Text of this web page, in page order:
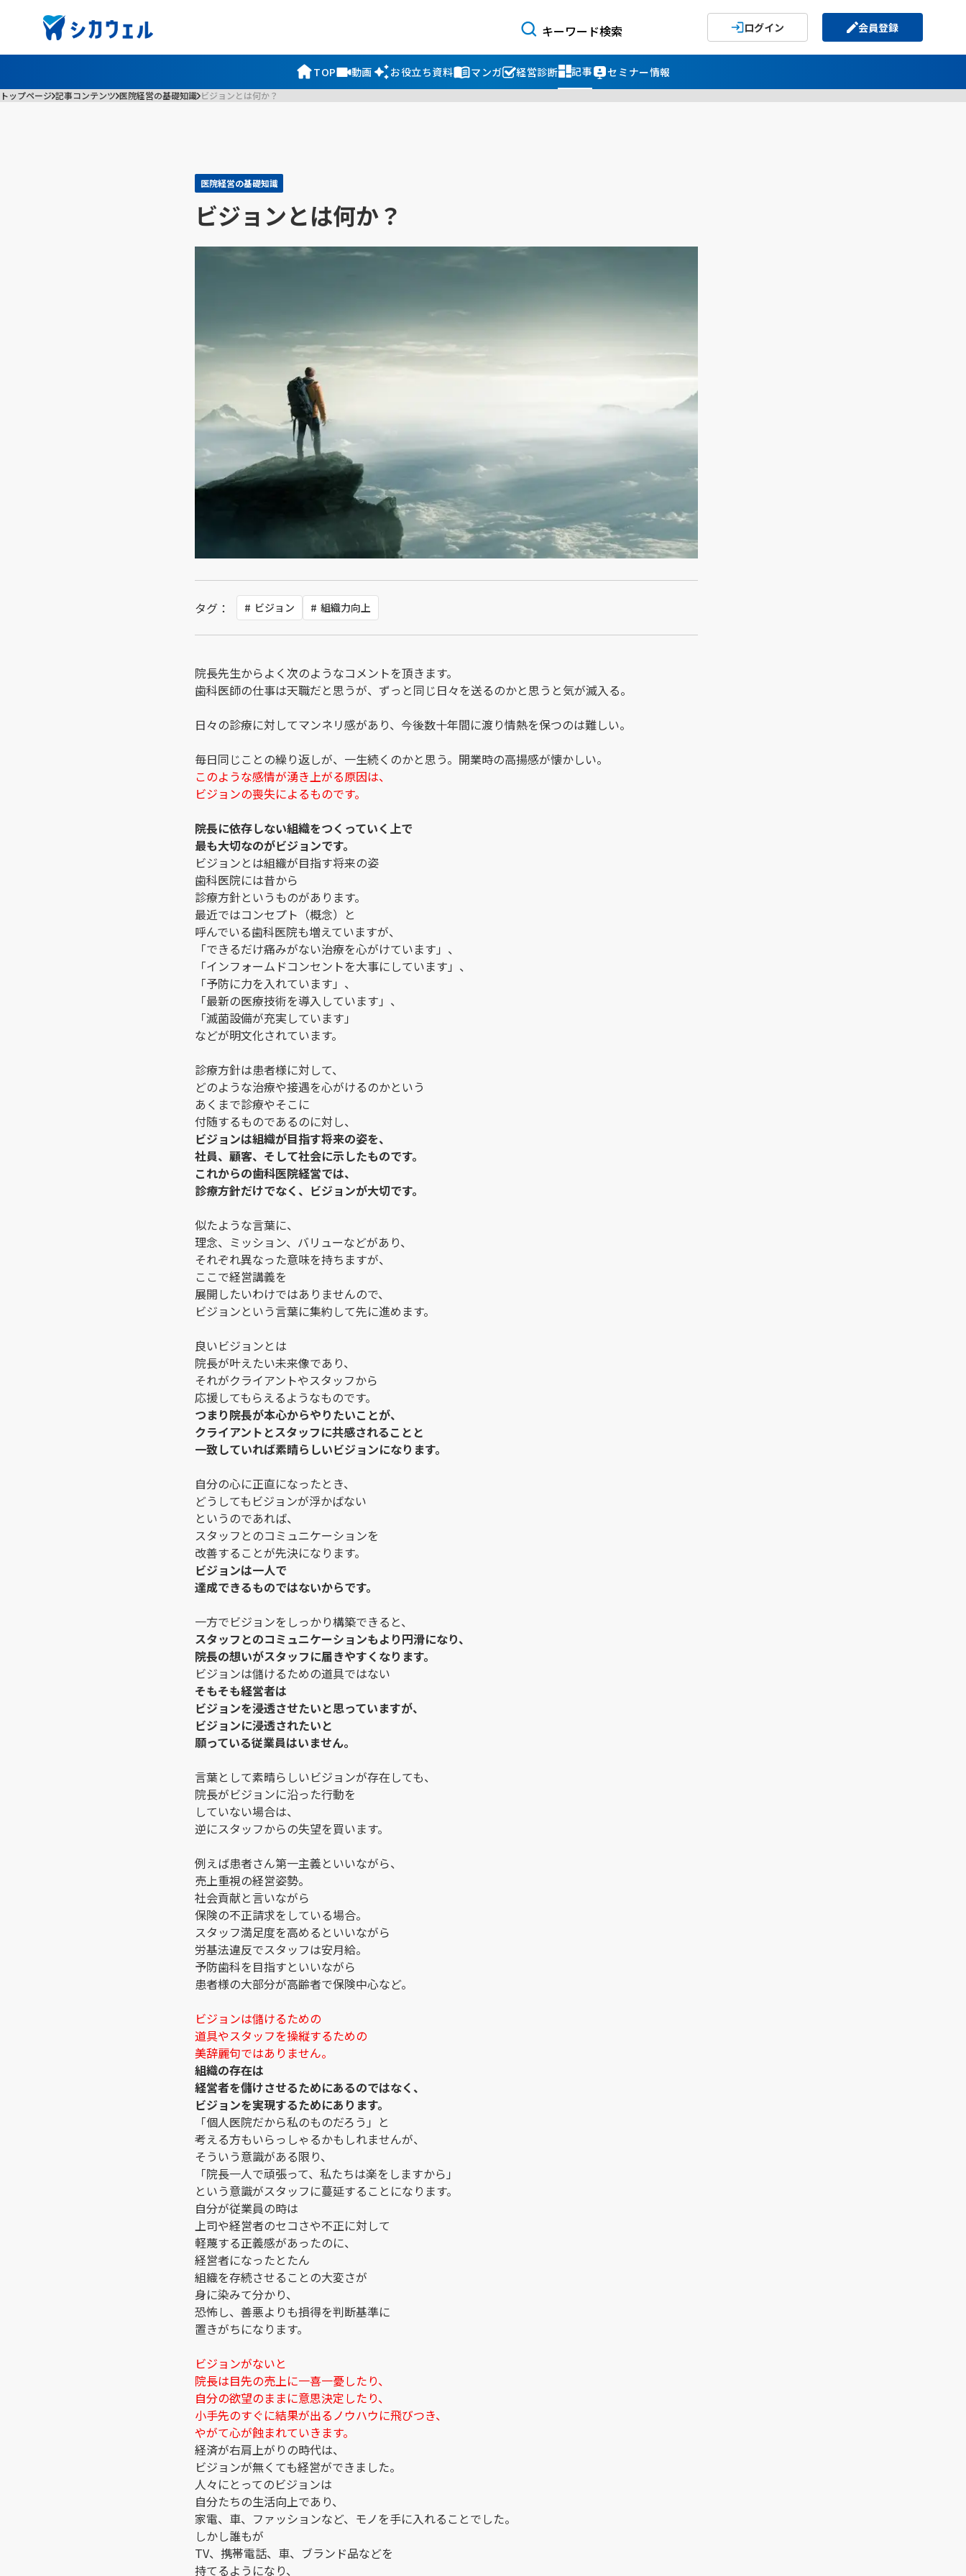
ログイン 会員登録
TOP 動画 お役立ち資料 マンガ 経営診断 記事 セミナー情報
トップページ 記事コンテンツ 医院経営の基礎知識 ビジョンとは何か？
医院経営の基礎知識
ビジョンとは何か？
タグ： ビジョン 組織力向上
院長先生からよく次のようなコメントを頂きます。
歯科医師の仕事は天職だと思うが、ずっと同じ日々を送るのかと思うと気が滅入る。
日々の診療に対してマンネリ感があり、今後数十年間に渡り情熱を保つのは難しい。
毎日同じことの繰り返しが、一生続くのかと思う。開業時の高揚感が懐かしい。
このような感情が湧き上がる原因は、
ビジョンの喪失によるものです。
院長に依存しない組織をつくっていく上で
最も大切なのがビジョンです。
ビジョンとは組織が目指す将来の姿
歯科医院には昔から
診療方針というものがあります。
最近ではコンセプト（概念）と
呼んでいる歯科医院も増えていますが、
「できるだけ痛みがない治療を心がけています」、
「インフォームドコンセントを大事にしています」、
「予防に力を入れています」、
「最新の医療技術を導入しています」、
「滅菌設備が充実しています」
などが明文化されています。
診療方針は患者様に対して、
どのような治療や接遇を心がけるのかという
あくまで診療やそこに
付随するものであるのに対し、
ビジョンは組織が目指す将来の姿を、
社員、顧客、そして社会に示したものです。
これからの歯科医院経営では、
診療方針だけでなく、ビジョンが大切です。
似たような言葉に、
理念、ミッション、バリューなどがあり、
それぞれ異なった意味を持ちますが、
ここで経営講義を
展開したいわけではありませんので、
ビジョンという言葉に集約して先に進めます。
良いビジョンとは
院長が叶えたい未来像であり、
それがクライアントやスタッフから
応援してもらえるようなものです。
つまり院長が本心からやりたいことが、
クライアントとスタッフに共感されることと
一致していれば素晴らしいビジョンになります。
自分の心に正直になったとき、
どうしてもビジョンが浮かばない
というのであれば、
スタッフとのコミュニケーションを
改善することが先決になります。
ビジョンは一人で
達成できるものではないからです。
一方でビジョンをしっかり構築できると、
スタッフとのコミュニケーションもより円滑になり、
院長の想いがスタッフに届きやすくなります。
ビジョンは儲けるための道具ではない
そもそも経営者は
ビジョンを浸透させたいと思っていますが、
ビジョンに浸透されたいと
願っている従業員はいません。
言葉として素晴らしいビジョンが存在しても、
院長がビジョンに沿った行動を
していない場合は、
逆にスタッフからの失望を買います。
例えば患者さん第一主義といいながら、
売上重視の経営姿勢。
社会貢献と言いながら
保険の不正請求をしている場合。
スタッフ満足度を高めるといいながら
労基法違反でスタッフは安月給。
予防歯科を目指すといいながら
患者様の大部分が高齢者で保険中心など。
ビジョンは儲けるための
道具やスタッフを操縦するための
美辞麗句ではありません。
組織の存在は
経営者を儲けさせるためにあるのではなく、
ビジョンを実現するためにあります。
「個人医院だから私のものだろう」と
考える方もいらっしゃるかもしれませんが、
そういう意識がある限り、
「院長一人で頑張って、私たちは楽をしますから」
という意識がスタッフに蔓延することになります。
自分が従業員の時は
上司や経営者のセコさや不正に対して
軽蔑する正義感があったのに、
経営者になったとたん
組織を存続させることの大変さが
身に染みて分かり、
恐怖し、善悪よりも損得を判断基準に
置きがちになります。
ビジョンがないと
院長は目先の売上に一喜一憂したり、
自分の欲望のままに意思決定したり、
小手先のすぐに結果が出るノウハウに飛びつき、
やがて心が蝕まれていきます。
経済が右肩上がりの時代は、
ビジョンが無くても経営ができました。
人々にとってのビジョンは
自分たちの生活向上であり、
家電、車、ファッションなど、モノを手に入れることでした。
しかし誰もが
TV、携帯電話、車、ブランド品などを
持てるようになり、